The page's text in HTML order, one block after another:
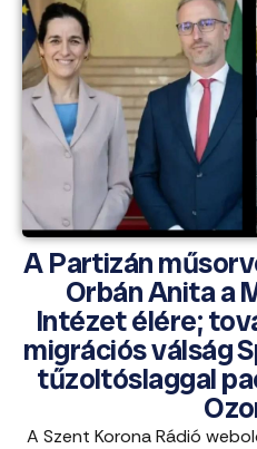
A Partizán
Orbán Anita a
Intézet élére;
migrációs válság
tűzoltóslaggal
A Szent Korona Rádió